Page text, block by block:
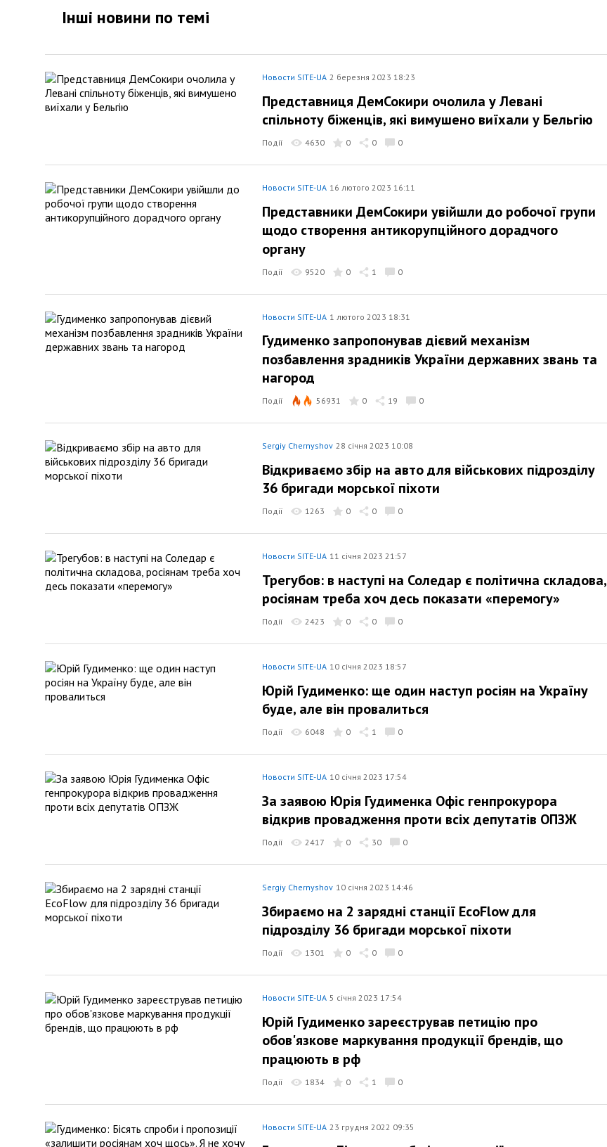
Інші новини по темi
Новости SITE-UA 2 березня 2023 18:23
Представниця ДемСокири очолила у Левані
спільноту біженців, які вимушено виїхали у Бельгію
Події 4630 0 0 0
Новости SITE-UA 16 лютого 2023 16:11
Представники ДемСокири увійшли до робочої групи
щодо створення антикорупційного дорадчого
органу
Події 9520 0 1 0
Новости SITE-UA 1 лютого 2023 18:31
Гудименко запропонував дієвий механізм
позбавлення зрадників України державних звань та
нагород
Події 56931 0 19 0
Sergiy Chernyshov 28 січня 2023 10:08
Відкриваємо збір на авто для військових підрозділу
36 бригади морської піхоти
Події 1263 0 0 0
Новости SITE-UA 11 січня 2023 21:57
Трегубов: в наступі на Соледар є політична складова,
росіянам треба хоч десь показати «перемогу»
Події 2423 0 0 0
Новости SITE-UA 10 січня 2023 18:57
Юрій Гудименко: ще один наступ росіян на Україну
буде, але він провалиться
Події 6048 0 1 0
Новости SITE-UA 10 січня 2023 17:54
За заявою Юрія Гудименка Офіс генпрокурора
відкрив провадження проти всіх депутатів ОПЗЖ
Події 2417 0 30 0
Sergiy Chernyshov 10 січня 2023 14:46
Збираємо на 2 зарядні станції EcoFlow для
підрозділу 36 бригади морської піхоти
Події 1301 0 0 0
Новости SITE-UA 5 січня 2023 17:54
Юрій Гудименко зареєстрував петицію про
обов'язкове маркування продукції брендів, що
працюють в рф
Події 1834 0 1 0
Новости SITE-UA 23 грудня 2022 09:35